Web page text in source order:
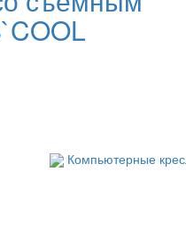
Компьютерные